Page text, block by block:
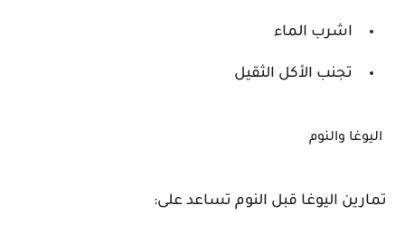
اشرب الماء
تجنب الأكل الثقيل
اليوغا والنوم
تمارين اليوغا قبل النوم تساعد على: